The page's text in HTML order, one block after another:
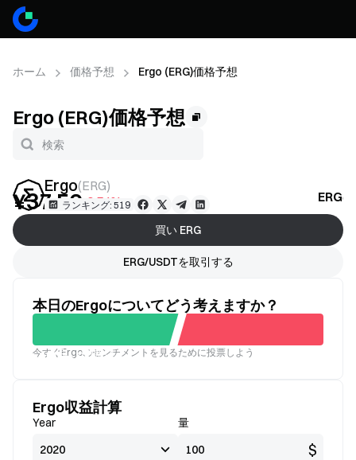
ホーム 価格予想 Ergo (ERG)価格予想
Ergo (ERG)価格予想
Ergo(ERG)
ランキング: 519 ERG
¥37.56-0.54%
買い ERG
ERG/USDTを取引する
本日のErgoについてどう考えますか？
良い 悪い
今すぐErgoのセンチメントを見るために投票しよう
Ergo収益計算
Year 量
$